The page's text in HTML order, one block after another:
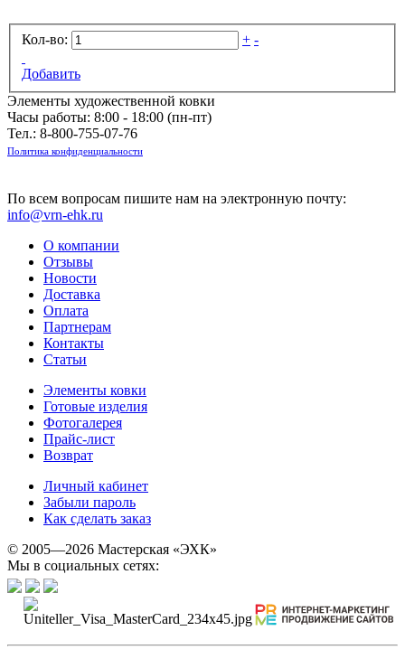
Кол-во: + -
Добавить
Элементы художественной ковки
Часы работы: 8:00 - 18:00 (пн-пт)
Тел.: 8-800-755-07-76
Политика конфиденциальности
По всем вопросам пишите нам на электронную почту:
info@vrn-ehk.ru
О компании
Отзывы
Новости
Доставка
Оплата
Партнерам
Контакты
Статьи
Элементы ковки
Готовые изделия
Фотогалерея
Прайс-лист
Возврат
Личный кабинет
Забыли пароль
Как сделать заказ
© 2005—2026 Мастерская «ЭХК»
Мы в социальных сетях: